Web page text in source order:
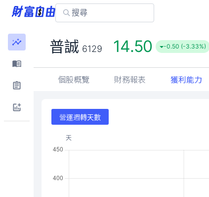
普誠 6129 14.50 -0.50 (-3.33%)
個股概覽 財務報表 獲利能力
營運週轉天數